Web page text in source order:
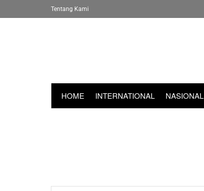
Tentang Kami
HOME INTERNATIONAL NASIONAL